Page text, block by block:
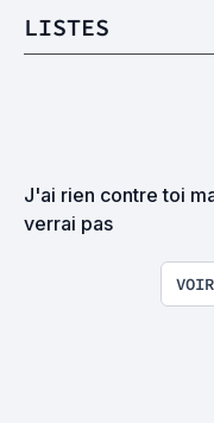
LISTES
J'ai rien contre toi
verrai pas